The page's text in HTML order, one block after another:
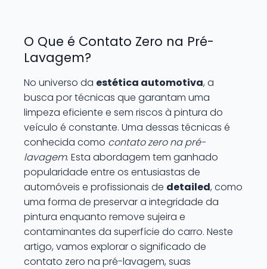
O Que é Contato Zero na Pré-
Lavagem?
No universo da estética automotiva, a
busca por técnicas que garantam uma
limpeza eficiente e sem riscos à pintura do
veículo é constante. Uma dessas técnicas é
conhecida como contato zero na pré-
lavagem. Esta abordagem tem ganhado
popularidade entre os entusiastas de
automóveis e profissionais de detailed, como
uma forma de preservar a integridade da
pintura enquanto remove sujeira e
contaminantes da superfície do carro. Neste
artigo, vamos explorar o significado de
contato zero na pré-lavagem, suas